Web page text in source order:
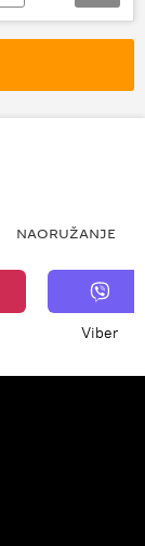
NAORUŽANJE
Viber